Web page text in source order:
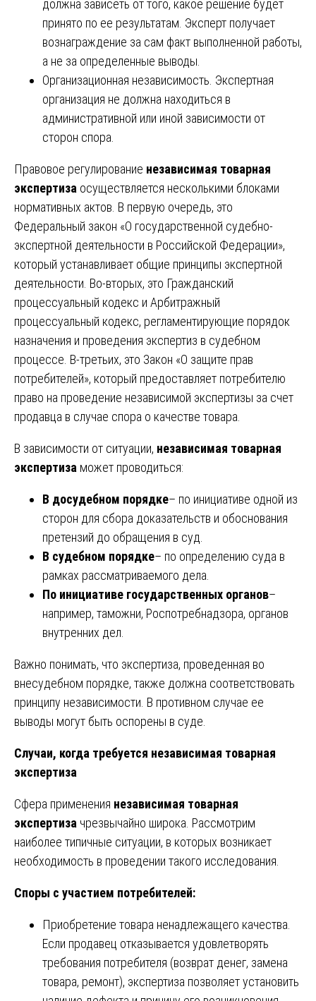
должна зависеть от того, какое решение будет
принято по ее результатам. Эксперт получает
вознаграждение за сам факт выполненной работы,
а не за определенные выводы.
Организационная независимость. Экспертная
организация не должна находиться в
административной или иной зависимости от
сторон спора.
Правовое регулирование независимая товарная
экспертиза осуществляется несколькими блоками
нормативных актов. В первую очередь, это
Федеральный закон «О государственной судебно-
экспертной деятельности в Российской Федерации»,
который устанавливает общие принципы экспертной
деятельности. Во-вторых, это Гражданский
процессуальный кодекс и Арбитражный
процессуальный кодекс, регламентирующие порядок
назначения и проведения экспертиз в судебном
процессе. В-третьих, это Закон «О защите прав
потребителей», который предоставляет потребителю
право на проведение независимой экспертизы за счет
продавца в случае спора о качестве товара.
В зависимости от ситуации, независимая товарная
экспертиза может проводиться:
В досудебном порядке– по инициативе одной из
сторон для сбора доказательств и обоснования
претензий до обращения в суд.
В судебном порядке– по определению суда в
рамках рассматриваемого дела.
По инициативе государственных органов–
например, таможни, Роспотребнадзора, органов
внутренних дел.
Важно понимать, что экспертиза, проведенная во
внесудебном порядке, также должна соответствовать
принципу независимости. В противном случае ее
выводы могут быть оспорены в суде.
Случаи, когда требуется независимая товарная
экспертиза
Сфера применения независимая товарная
экспертиза чрезвычайно широка. Рассмотрим
наиболее типичные ситуации, в которых возникает
необходимость в проведении такого исследования.
Споры с участием потребителей:
Приобретение товара ненадлежащего качества.
Если продавец отказывается удовлетворять
требования потребителя (возврат денег, замена
товара, ремонт), экспертиза позволяет установить